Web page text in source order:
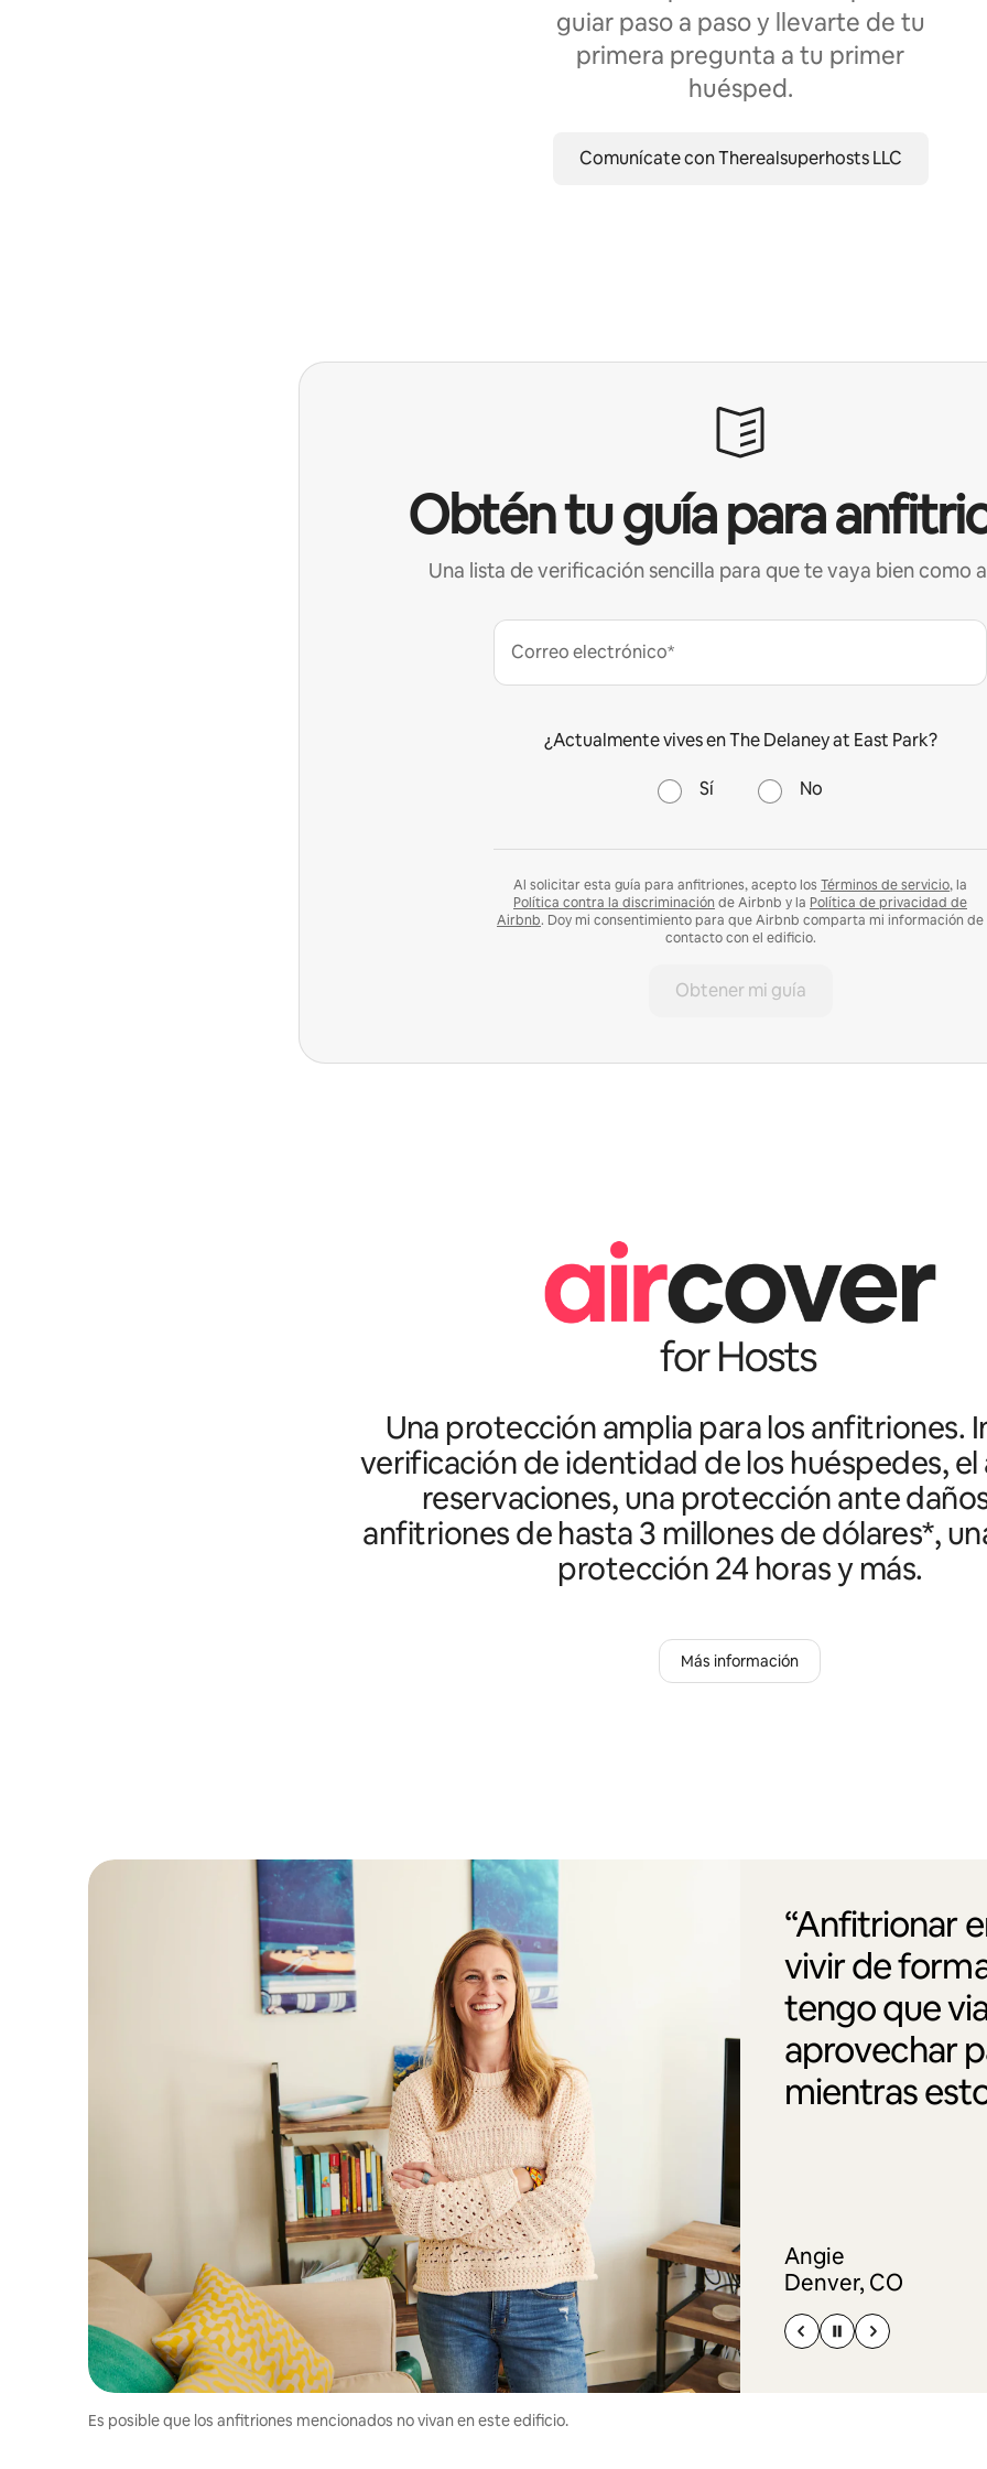
guiar paso a paso y llevarte de tu
primera pregunta a tu primer
huésped.
Comunícate con Therealsuperhosts LLC
Obtén tu guía para
Una lista de verificación sencilla para que te vaya bien como
Correo electrónico*
¿Actualmente vives en The Delaney at East Park?
Sí No
Al solicitar esta guía para anfitriones, acepto los Términos de servicio, la
Política contra la discriminación de Airbnb y la Política de privacidad de
Airbnb. Doy mi consentimiento para que Airbnb comparta mi información de
contacto con el edificio.
Obtener mi guía
Una protección amplia para los anfitriones.
verificación de identidad de los huéspedes, el
reservaciones, una protección ante
anfitriones de hasta 3 millones de dólares*,
protección 24 horas y más.
Más información
“Anfitrionar
vivir de
tengo que
aprovechar
mientras
Angie
Denver, CO
Es posible que los anfitriones mencionados no vivan en este edificio.